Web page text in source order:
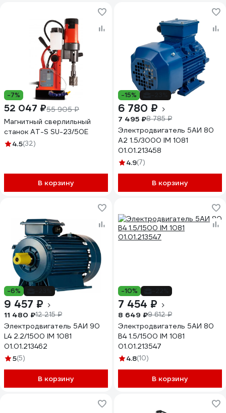
-7%
52 047 ₽55 905 ₽
Магнитный сверлильный
станок AT-S SU-23/50E
4.5(32)
В корзину
-15%
6 780 ₽
7 495 ₽8 785 ₽
Электродвигатель 5АИ 80
А2 1.5/3000 IM 1081
01.01.213458
4.9(7)
В корзину
-6%
9 457 ₽
11 480 ₽12 215 ₽
Электродвигатель 5АИ 90
L4 2.2/1500 IM 1081
01.01.213462
5(5)
В корзину
-10%
7 454 ₽
8 649 ₽9 612 ₽
Электродвигатель 5АИ 80
В4 1.5/1500 IM 1081
01.01.213547
4.8(10)
В корзину